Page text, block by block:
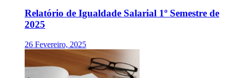
Relatório de Igualdade Salarial 1º Semestre de
2025
26 Fevereiro, 2025